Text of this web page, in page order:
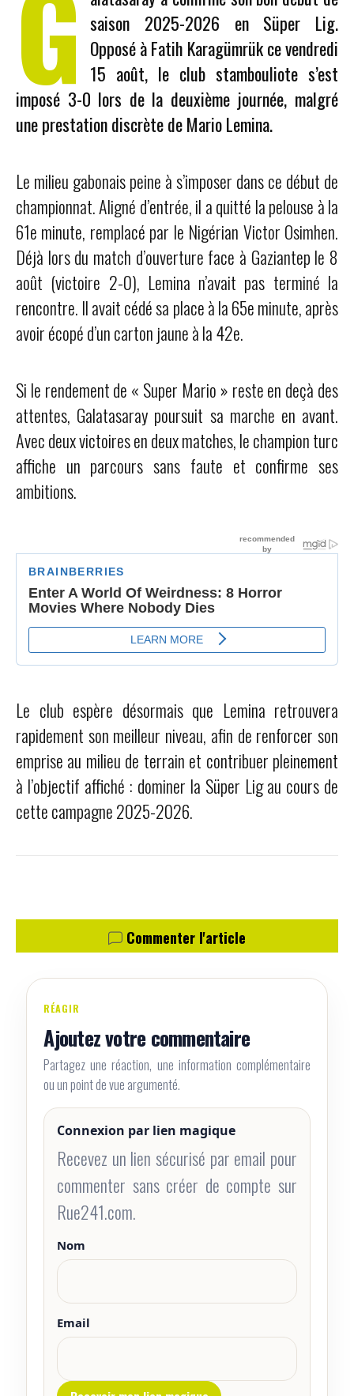
saison 2025-2026 en Süper Lig.
Opposé à Fatih Karagümrük ce vendredi
15 août, le club stambouliote s’est
imposé 3-0 lors de la deuxième journée, malgré
une prestation discrète de Mario Lemina.
Le milieu gabonais peine à s’imposer dans ce début de
championnat. Aligné d’entrée, il a quitté la pelouse à la
61e minute, remplacé par le Nigérian Victor Osimhen.
Déjà lors du match d’ouverture face à Gaziantep le 8
août (victoire 2-0), Lemina n’avait pas terminé la
rencontre. Il avait cédé sa place à la 65e minute, après
avoir écopé d’un carton jaune à la 42e.
Si le rendement de « Super Mario » reste en deçà des
attentes, Galatasaray poursuit sa marche en avant.
Avec deux victoires en deux matches, le champion turc
affiche un parcours sans faute et confirme ses
ambitions.
Le club espère désormais que Lemina retrouvera
rapidement son meilleur niveau, afin de renforcer son
emprise au milieu de terrain et contribuer pleinement
à l’objectif affiché : dominer la Süper Lig au cours de
cette campagne 2025-2026.
Commenter l'article
RÉAGIR
Ajoutez votre commentaire
Partagez une réaction, une information complémentaire
ou un point de vue argumenté.
Connexion par lien magique
Recevez un lien sécurisé par email pour
commenter sans créer de compte sur
Rue241.com.
Nom
Email